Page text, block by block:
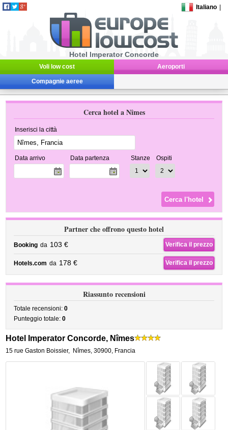
Italiano
Hotel Imperator Concorde
Voli low cost Aeroporti
Compagnie aeree
Cerca hotel a Nîmes
Inserisci la città
Data arrivo Data partenza Stanze Ospiti
Partner che offrono questo hotel
Booking da 103 € Verifica il prezzo
Hotels.com da 178 € Verifica il prezzo
Riassunto recensioni
Totale recensioni:0
Punteggio totale:0
Hotel Imperator Concorde, Nîmes
15 rue Gaston Boissier, Nîmes,30900, Francia